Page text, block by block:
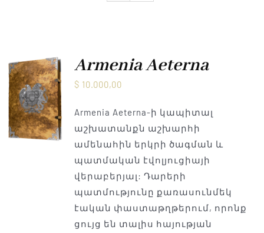
Կապ
Armenia Aeterna
$ 10.000,00
Armenia Aeterna-ի կապիտալ
աշխատանքն աշխարհի
ամենահին երկրի ծագման և
պատմական էվոլյուցիայի
վերաբերյալ: Դարերի
պատմությունը քառասունմեկ
էական փաստաթղթերում, որոնք
ցույց են տալիս հայության